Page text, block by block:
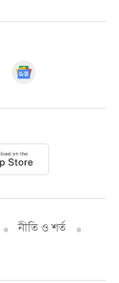
নীতি ও শর্ত